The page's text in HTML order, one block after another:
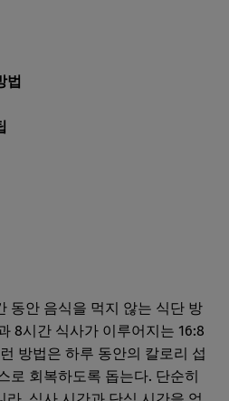
법
동안 음식을 먹지 않는 식단 방
8시간 식사가 이루어지는 16:8
방법은 하루 동안의 칼로리 섭
로 회복하도록 돕는다. 단순히